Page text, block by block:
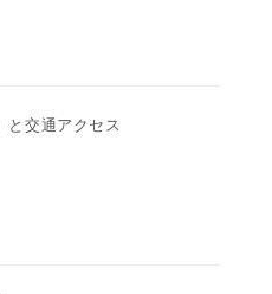
と交通アクセス